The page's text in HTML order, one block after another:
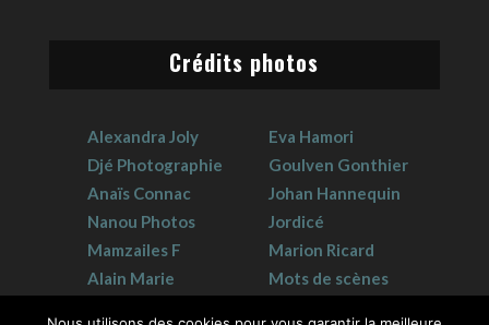
Crédits photos
Alexandra Joly
Djé Photographie
Anaïs Connac
Nanou Photos
Mamzailes F
Alain Marie
Eva Hamori
Goulven Gonthier
Johan Hannequin
Jordicé
Marion Ricard
Mots de scènes